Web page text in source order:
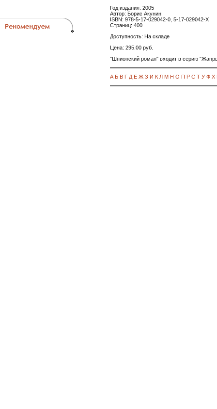
Год издания: 2005
Автор: Борис Акунин
ISBN: 978-5-17-029042-0, 5-17-029042-X
Страниц: 400
Доступность: На складе
Цена: 295.00 руб.
"Шпионский роман" входит в серию
А Б В Г Д Е Ж З И К Л М Н О П Р С Т У Ф Х